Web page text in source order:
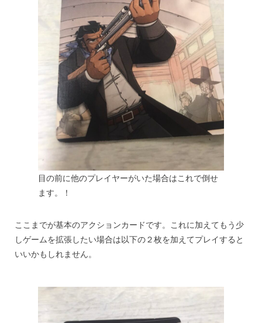
目の前に他のプレイヤーがいた場合はこれで倒せ
ます。！
ここまでが基本のアクションカードです。これに加えてもう少
しゲームを拡張したい場合は以下の２枚を加えてプレイすると
いいかもしれません。